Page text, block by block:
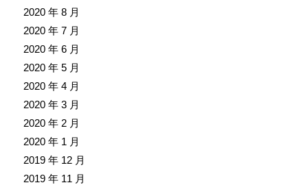
2020 年 8 月
2020 年 7 月
2020 年 6 月
2020 年 5 月
2020 年 4 月
2020 年 3 月
2020 年 2 月
2020 年 1 月
2019 年 12 月
2019 年 11 月